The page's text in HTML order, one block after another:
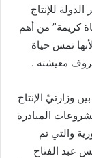
للإنتاج
كريمة” من أهم
تمس حياة
معيشته .
وزارتيّ الإنتاج
المبادرة
والتي تم
عبد الفتاح